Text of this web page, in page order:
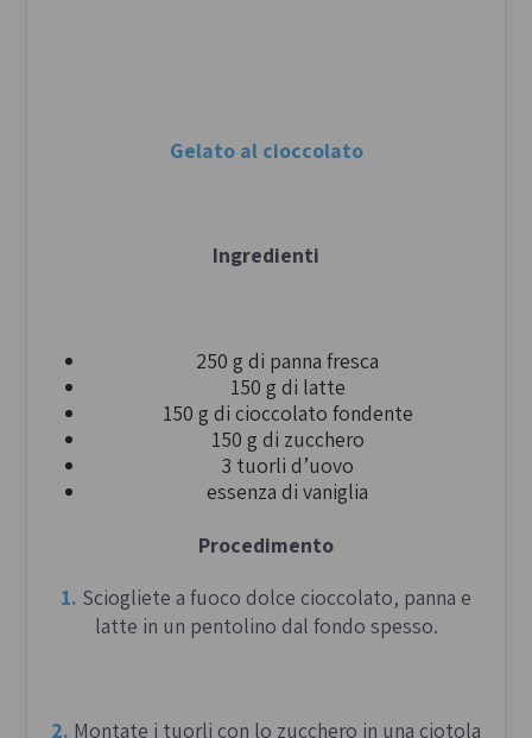
ottenere un composto elastico e liscio.
con un foglio di carta forno umido e lasciate
Date forma alle Titole
Riprendete l’impasto e dividetelo in
doppio delle altre
Create una Tcon un filone lungo disposto
centro della T, nel punto in cui si intersecano i
Gelato al cioccolato
Ingredienti
250 g di panna fresca
150 g di latte
150 g di cioccolato fondente
150 g di zucchero
3 tuorli d’uovo
essenza di vaniglia
Procedimento
1. Sciogliete a fuoco dolce cioccolato, panna e
latte in un pentolino dal fondo spesso.
2. Montate i tuorli con lo zucchero in una ciotola